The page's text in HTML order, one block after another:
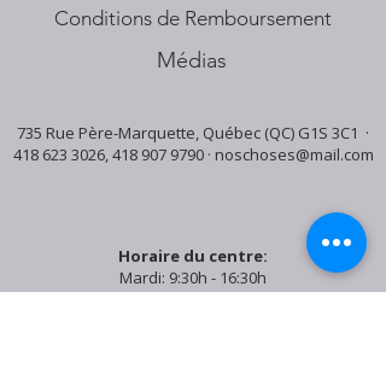
Conditions de Remboursement
Médias
735 Rue Père-Marquette, Québec (QC) G1S 3C1 ·
418 623 3026,418 907 9790· noschoses@mail.com
Horaire du centre:
Mardi: 9:30h - 16:30h
Jeudi: 9:30h - 19:00h